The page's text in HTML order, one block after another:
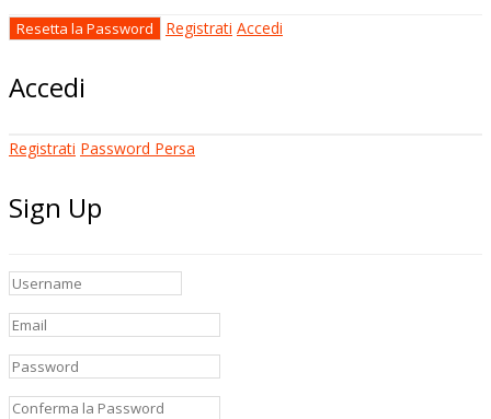
Registrati Accedi
Accedi
Registrati Password Persa
Sign Up